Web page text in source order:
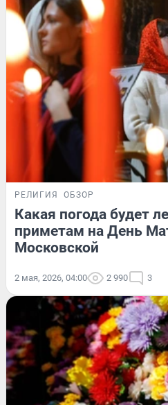
РЕЛИГИЯ ОБЗОР
Какая погода будет
приметам на День
Московской
2 мая, 2026, 04:00 2 990 3